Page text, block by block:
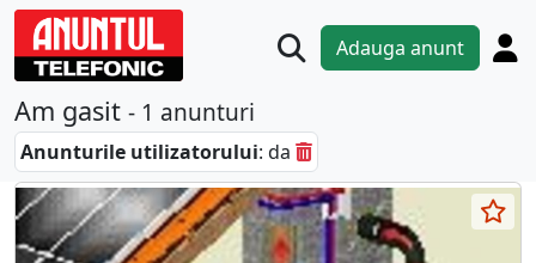
Adauga anunt
Am gasit - 1 anunturi
Anunturile utilizatorului: da